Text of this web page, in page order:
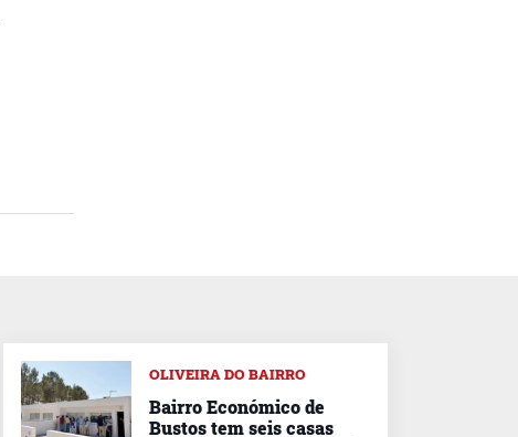
OLIVEIRA DO BAIRRO
Bairro Económico de
Bustos tem seis casas